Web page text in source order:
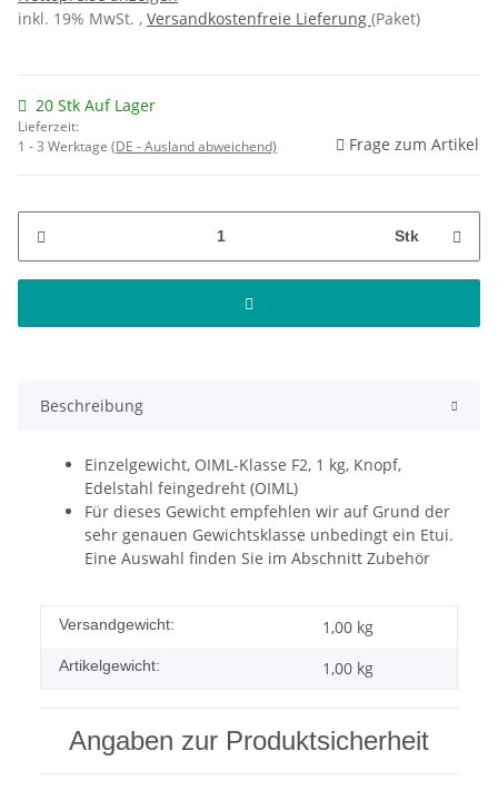
inkl. 19% MwSt. , Versandkostenfreie Lieferung (Paket)
20 Stk Auf Lager
Lieferzeit:
1 - 3 Werktage (DE - Ausland abweichend) Frage zum Artikel
Stk
Beschreibung
Einzelgewicht, OIML-Klasse F2, 1 kg, Knopf,
Edelstahl feingedreht (OIML)
Für dieses Gewicht empfehlen wir auf Grund der
sehr genauen Gewichtsklasse unbedingt ein Etui.
Eine Auswahl finden Sie im Abschnitt Zubehör
Versandgewicht: 1,00 kg
Artikelgewicht: 1,00 kg
Angaben zur Produktsicherheit